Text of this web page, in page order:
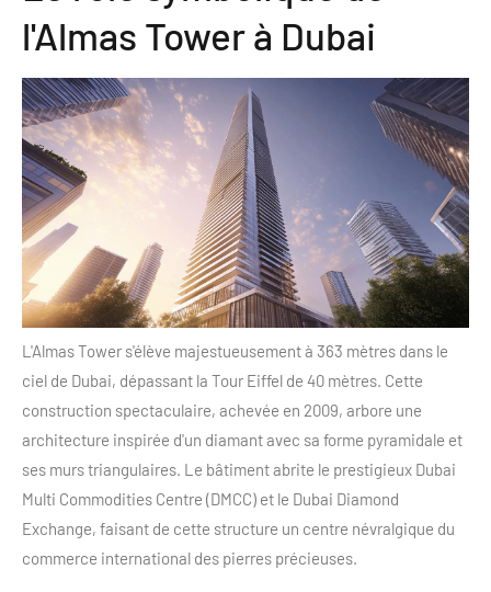
l'Almas Tower à Dubai
L'Almas Tower s'élève majestueusement à 363 mètres dans le
ciel de Dubai, dépassant la Tour Eiffel de 40 mètres. Cette
construction spectaculaire, achevée en 2009, arbore une
architecture inspirée d'un diamant avec sa forme pyramidale et
ses murs triangulaires. Le bâtiment abrite le prestigieux Dubai
Multi Commodities Centre (DMCC) et le Dubai Diamond
Exchange, faisant de cette structure un centre névralgique du
commerce international des pierres précieuses.